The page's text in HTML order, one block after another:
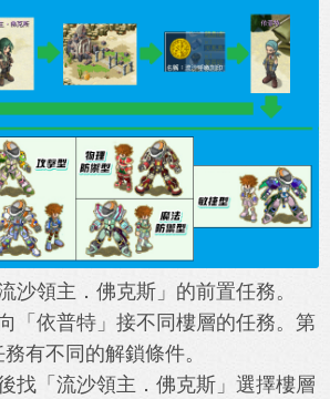
沙領主．佛克斯」的前置任務。
「依普特」接不同樓層的任務。第
有不同的解鎖條件。
找「流沙領主．佛克斯」選擇樓層